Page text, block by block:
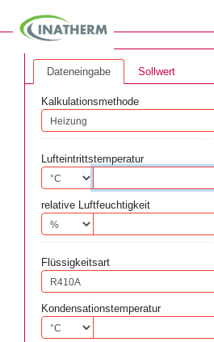
Dateneingabe Sollwert
Kalkulationsmethode
Lufteintrittstemperatur
relative Luftfeuchtigkeit
Flüssigkeitsart
Kondensationstemperatur